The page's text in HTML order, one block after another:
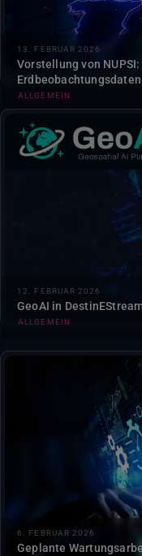
13. FEBRUAR 2026
Vorstellung von
Erdbeobachtungsdaten
ALLGEMEIN
Benutzer
einsatzbereite KI-
12. FEBRUAR 2026
GeoAI in
ALLGEMEIN
OVHcloud
6. FEBRUAR 2026
Geplante